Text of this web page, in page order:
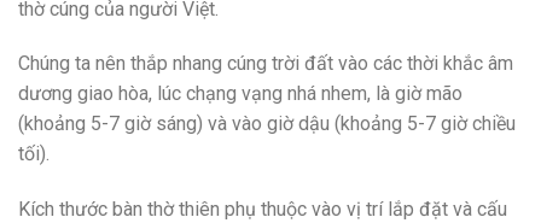
thờ cúng của người Việt.
Chúng ta nên thắp nhang cúng trời đất vào các thời khắc âm
dương giao hòa, lúc chạng vạng nhá nhem, là giờ mão
(khoảng 5-7 giờ sáng) và vào giờ dậu (khoảng 5-7 giờ chiều
tối).
Kích thước bàn thờ thiên phụ thuộc vào vị trí lắp đặt và cấu